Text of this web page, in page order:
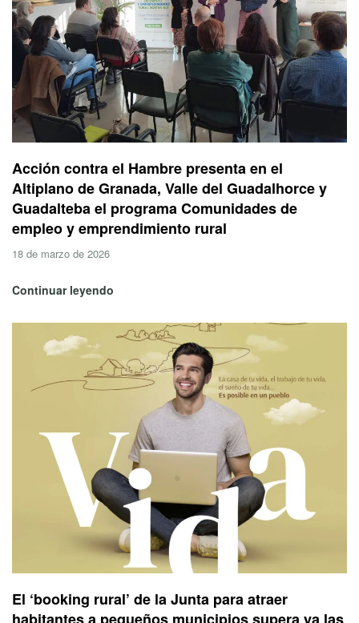
Acción contra el Hambre presenta en el
Altiplano de Granada, Valle del Guadalhorce y
Guadalteba el programa Comunidades de
empleo y emprendimiento rural
18 de marzo de 2026
Continuar leyendo
El ‘booking rural’ de la Junta para atraer